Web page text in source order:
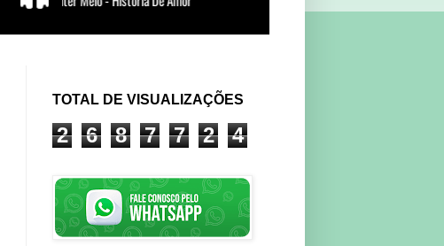
TOTAL DE VISUALIZAÇÕES
2 6 8 7 7 2 4